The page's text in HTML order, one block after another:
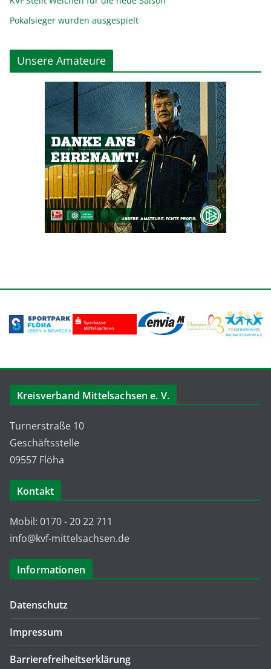
Pokalsieger wurden ausgespielt
Unsere Amateure
Kreisverband Mittelsachsen e. V.
Turnerstraße 10
Geschäftsstelle
09557 Flöha
Kontakt
Mobil: 0170 - 20 22 711
info@kvf-mittelsachsen.de
Informationen
Datenschutz
Impressum
Barrierefreiheitserklärung